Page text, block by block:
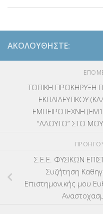
ΑΚΟΛΟΥΘΉΣΤΕ:
ΤΟΠΙΚΗ ΠΡΟΚΗΡΥΞΗ
ΕΚΠΑΙΔΕΥΤΙΚΟΥ
ΕΜΠΕΙΡΟΤΕΧΝΗ
“ΛΑΟΥΤΟ” ΣΤΟ
Σ.Ε.Ε. ΦΥΣΙΚΩΝ
Συζήτηση
Επιστημονικής μου